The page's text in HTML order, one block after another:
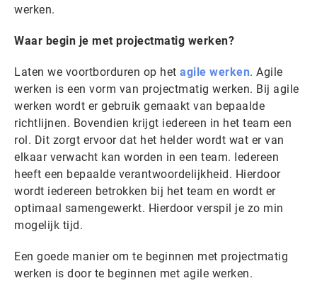
werken.
Waar begin je met projectmatig werken?
Laten we voortborduren op het agile werken. Agile
werken is een vorm van projectmatig werken. Bij agile
werken wordt er gebruik gemaakt van bepaalde
richtlijnen. Bovendien krijgt iedereen in het team een
rol. Dit zorgt ervoor dat het helder wordt wat er van
elkaar verwacht kan worden in een team. Iedereen
heeft een bepaalde verantwoordelijkheid. Hierdoor
wordt iedereen betrokken bij het team en wordt er
optimaal samengewerkt. Hierdoor verspil je zo min
mogelijk tijd.
Een goede manier om te beginnen met projectmatig
werken is door te beginnen met agile werken.